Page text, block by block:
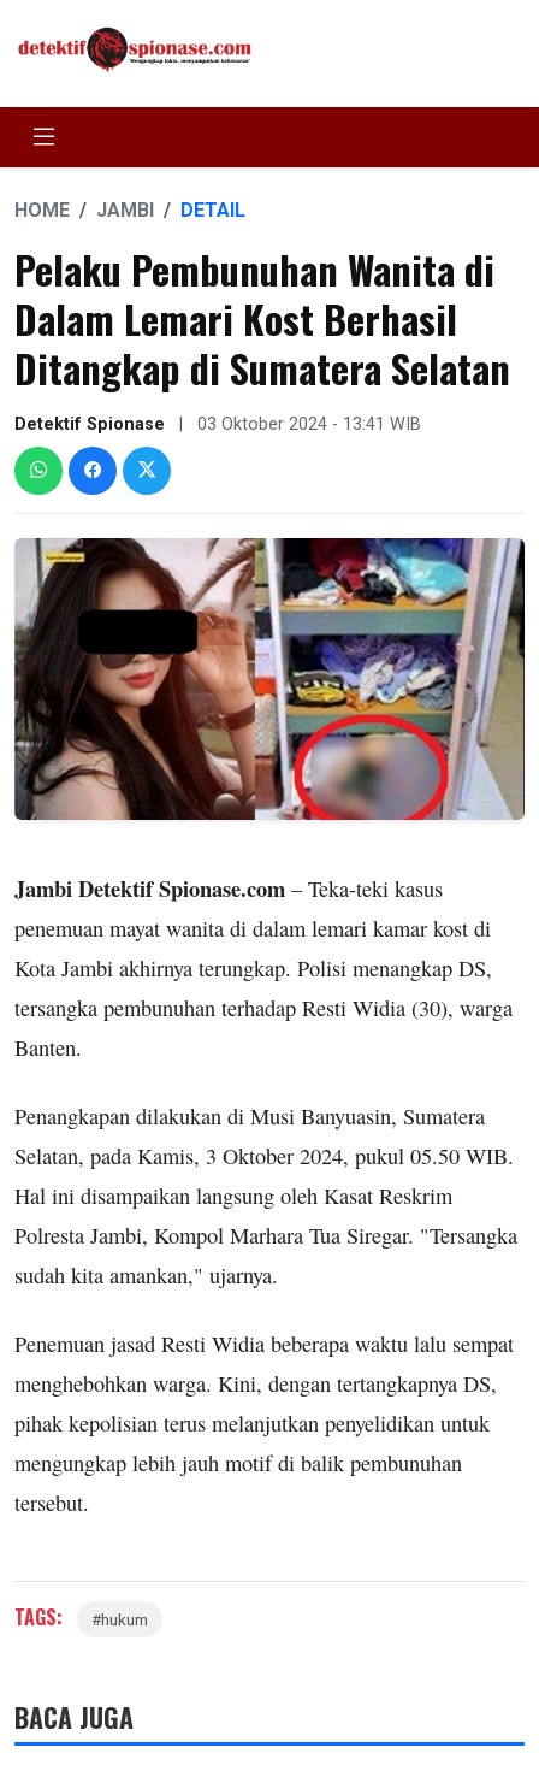
HOME JAMBI DETAIL
Pelaku Pembunuhan Wanita di
Dalam Lemari Kost Berhasil
Ditangkap di Sumatera Selatan
Detektif Spionase 03 Oktober 2024 - 13:41 WIB
Jambi Detektif Spionase.com – Teka-teki kasus
penemuan mayat wanita di dalam lemari kamar kost di
Kota Jambi akhirnya terungkap. Polisi menangkap DS,
tersangka pembunuhan terhadap Resti Widia (30), warga
Banten.
Penangkapan dilakukan di Musi Banyuasin, Sumatera
Selatan, pada Kamis, 3 Oktober 2024, pukul 05.50 WIB.
Hal ini disampaikan langsung oleh Kasat Reskrim
Polresta Jambi, Kompol Marhara Tua Siregar. "Tersangka
sudah kita amankan," ujarnya.
Penemuan jasad Resti Widia beberapa waktu lalu sempat
menghebohkan warga. Kini, dengan tertangkapnya DS,
pihak kepolisian terus melanjutkan penyelidikan untuk
mengungkap lebih jauh motif di balik pembunuhan
tersebut.
TAGS: #hukum
BACA JUGA